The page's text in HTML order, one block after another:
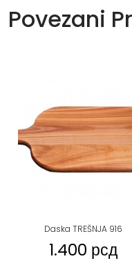
Povezani
Daska TREŠNJA 916
1.400 рсд